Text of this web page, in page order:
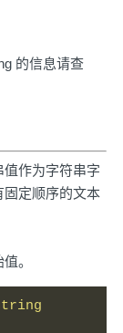
的信息请查
作为字符串字
定顺序的文本
。